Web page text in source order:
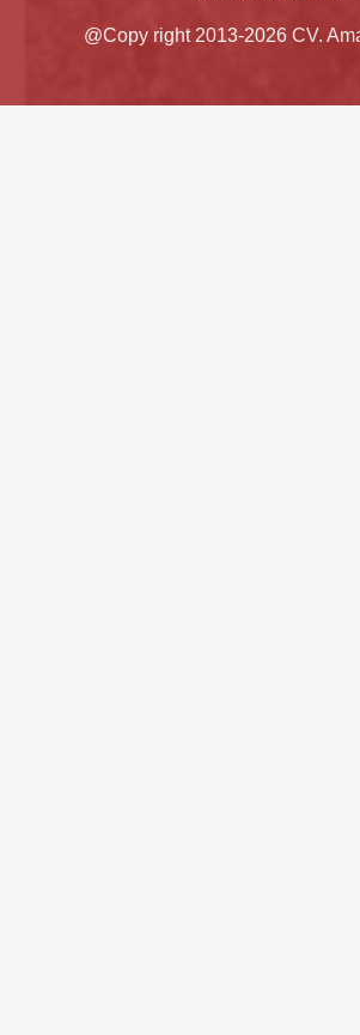
@Copy right 2013-2026 CV.